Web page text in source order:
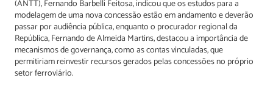
(ANTT), Fernando Barbelli Feitosa, indicou que os estudos para a
modelagem de uma nova concessão estão em andamento e deverão
passar por audiência pública, enquanto o procurador regional da
República, Fernando de Almeida Martins, destacou a importância de
mecanismos de governança, como as contas vinculadas, que
permitiriam reinvestir recursos gerados pelas concessões no próprio
setor ferroviário.